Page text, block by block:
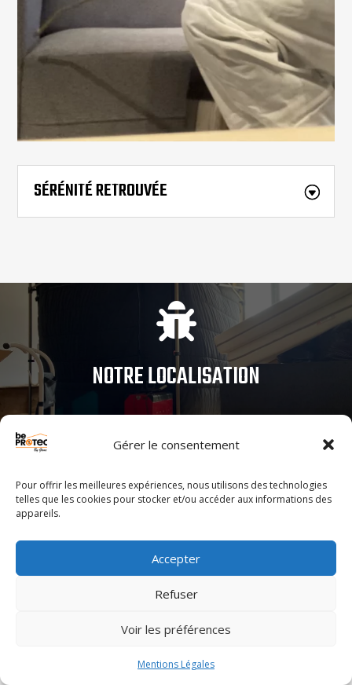
Gérer le consentement
Pour offrir les meilleures expériences, nous utilisons des technologies
telles que les cookies pour stocker et/ou accéder aux informations des
appareils.
Accepter
Refuser
Voir les préférences
Mentions Légales
SÉRÉNITÉ RETROUVÉE

NOTRE LOCALISATION
VOTRE PARTENAIRE LOCAL À SAINT-
extermination punaises de lit Saint-Didier